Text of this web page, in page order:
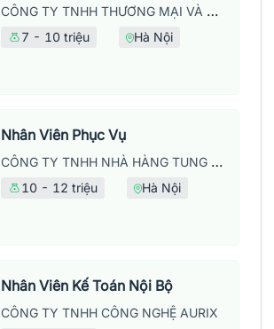
CÔNG TY TNHH THƯƠNG MẠI VÀ DỊCH VỤ UPMEDIA
7 - 10 triệu Hà Nội
Nhân Viên Phục Vụ
CÔNG TY TNHH NHÀ HÀNG TUNG DINING
10 - 12 triệu Hà Nội
Nhân Viên Kế Toán Nội Bộ
CÔNG TY TNHH CÔNG NGHỆ AURIX